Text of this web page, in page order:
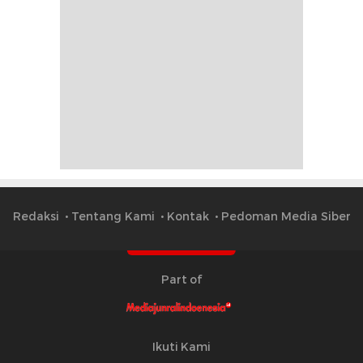
Redaksi Tentang Kami Kontak Pedoman Media Siber
Part of
Ikuti Kami